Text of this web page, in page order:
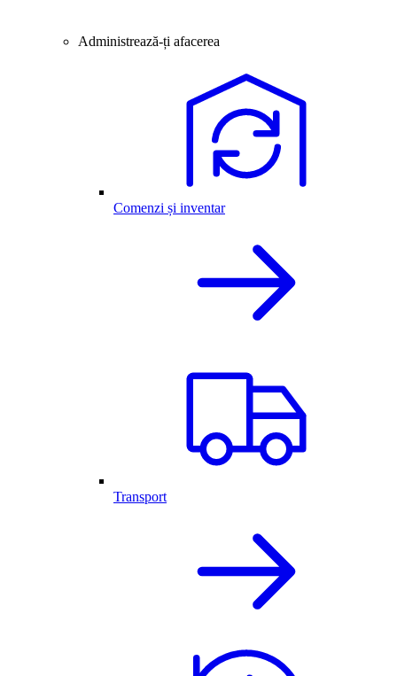
Administrează-ți afacerea
Comenzi și inventar
Transport